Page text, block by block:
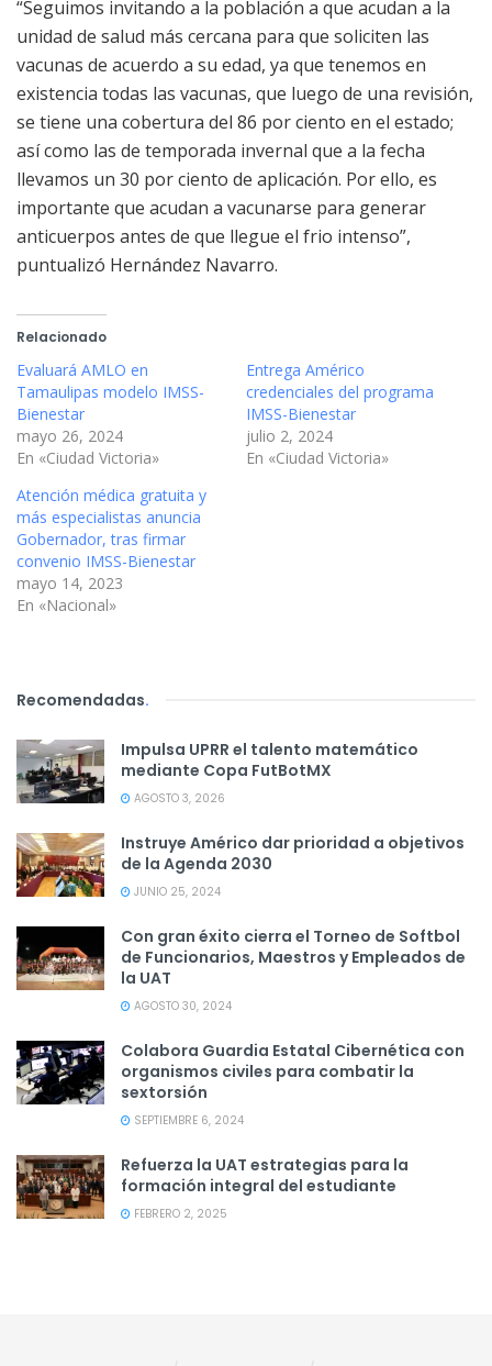
“Seguimos invitando a la población a que acudan a la
unidad de salud más cercana para que soliciten las
vacunas de acuerdo a su edad, ya que tenemos en
existencia todas las vacunas, que luego de una revisión,
se tiene una cobertura del 86 por ciento en el estado;
así como las de temporada invernal que a la fecha
llevamos un 30 por ciento de aplicación. Por ello, es
importante que acudan a vacunarse para generar
anticuerpos antes de que llegue el frio intenso”,
puntualizó Hernández Navarro.
Relacionado
Evaluará AMLO en
Tamaulipas modelo IMSS-
Bienestar
mayo 26, 2024
En «Ciudad Victoria»
Entrega Américo
credenciales del programa
IMSS-Bienestar
julio 2, 2024
En «Ciudad Victoria»
Atención médica gratuita y
más especialistas anuncia
Gobernador, tras firmar
convenio IMSS-Bienestar
mayo 14, 2023
En «Nacional»
Recomendadas.
Impulsa UPRR el talento matemático
mediante Copa FutBotMX
AGOSTO 3, 2026
Instruye Américo dar prioridad a objetivos
de la Agenda 2030
JUNIO 25, 2024
Con gran éxito cierra el Torneo de Softbol
de Funcionarios, Maestros y Empleados de
la UAT
AGOSTO 30, 2024
Colabora Guardia Estatal Cibernética con
organismos civiles para combatir la
sextorsión
SEPTIEMBRE 6, 2024
Refuerza la UAT estrategias para la
formación integral del estudiante
FEBRERO 2, 2025